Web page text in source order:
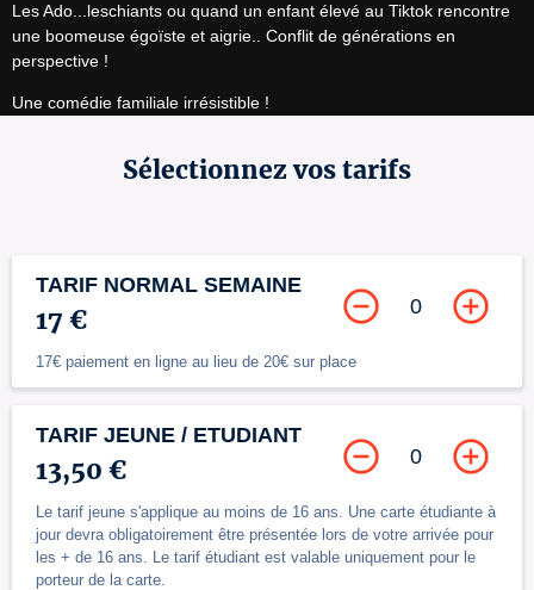
Les Ado...leschiants ou quand un enfant élevé au Tiktok rencontre
une boomeuse égoïste et aigrie.. Conflit de générations en
perspective !
Une comédie familiale irrésistible !
Sélectionnez vos tarifs
TARIF NORMAL SEMAINE
17 €
17€ paiement en ligne au lieu de 20€ sur place
0
TARIF JEUNE / ETUDIANT
13,50 €
Le tarif jeune s'applique au moins de 16 ans. Une carte étudiante à
jour devra obligatoirement être présentée lors de votre arrivée pour
les + de 16 ans. Le tarif étudiant est valable uniquement pour le
porteur de la carte.
0